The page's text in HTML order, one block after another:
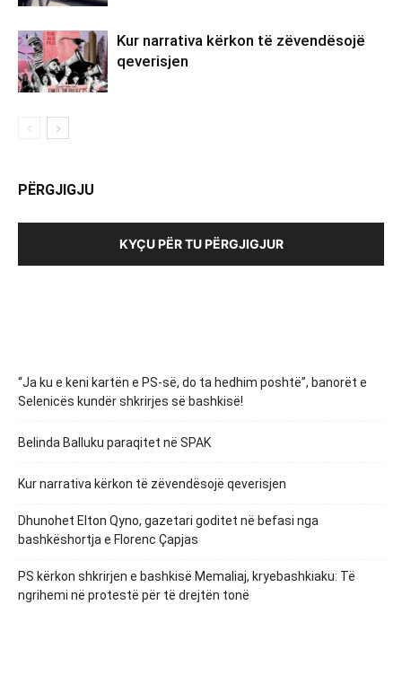
Kur narrativa kërkon të zëvendësojë
qeverisjen
PËRGJIGJU
KYÇU PËR TU PËRGJIGJUR
“Ja ku e keni kartën e PS-së, do ta hedhim poshtë”, banorët e
Selenicës kundër shkrirjes së bashkisë!
Belinda Balluku paraqitet në SPAK
Kur narrativa kërkon të zëvendësojë qeverisjen
Dhunohet Elton Qyno, gazetari goditet në befasi nga
bashkëshortja e Florenc Çapjas
PS kërkon shkrirjen e bashkisë Memaliaj, kryebashkiaku: Të
ngrihemi në protestë për të drejtën tonë